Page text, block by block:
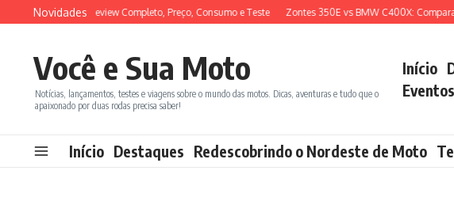
Ir para o conteúdo
Novidades
150 2026: Review Completo, Preço, Consumo e Teste Zontes 350E vs BMW C400X: Comparativo
Você e Sua Moto
Notícias, lançamentos, testes e viagens sobre o mundo das motos. Dicas, aventuras e tudo que o
apaixonado por duas rodas precisa saber!
Início
Início Destaques Redescobrindo o Nordeste de Moto